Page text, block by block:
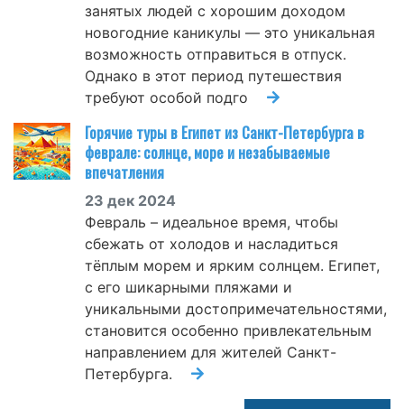
занятых людей с хорошим доходом
новогодние каникулы — это уникальная
возможность отправиться в отпуск.
Однако в этот период путешествия
требуют особой подго
Горячие туры в Египет из Санкт-Петербурга в
феврале: солнце, море и незабываемые
впечатления
23 дек 2024
Февраль – идеальное время, чтобы
сбежать от холодов и насладиться
тёплым морем и ярким солнцем. Египет,
с его шикарными пляжами и
уникальными достопримечательностями,
становится особенно привлекательным
направлением для жителей Санкт-
Петербурга.